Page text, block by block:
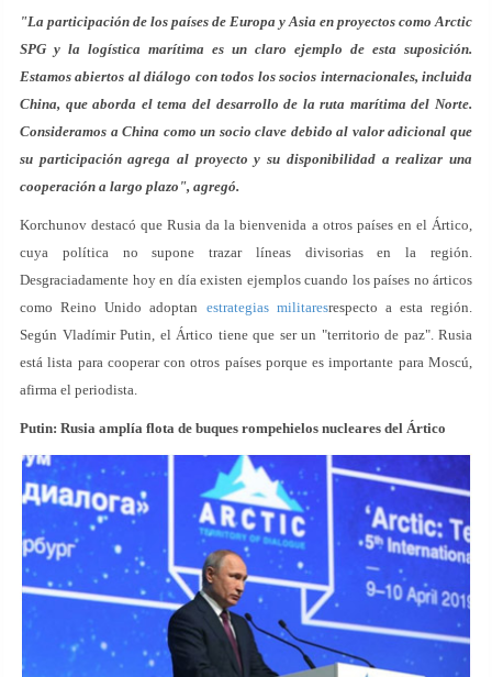
"La participación de los países de Europa y Asia en proyectos como Arctic
SPG y la logística marítima es un claro ejemplo de esta suposición.
Estamos abiertos al diálogo con todos los socios internacionales, incluida
China, que aborda el tema del desarrollo de la ruta marítima del Norte.
Consideramos a China como un socio clave debido al valor adicional que
su participación agrega al proyecto y su disponibilidad a realizar una
cooperación a largo plazo", agregó.
Korchunov destacó que Rusia da la bienvenida a otros países en el Ártico,
cuya política no supone trazar líneas divisorias en la región.
Desgraciadamente hoy en día existen ejemplos cuando los países no árticos
como Reino Unido adoptan estrategias militaresrespecto a esta región.
Según Vladímir Putin, el Ártico tiene que ser un "territorio de paz". Rusia
está lista para cooperar con otros países porque es importante para Moscú,
afirma el periodista.
Putin: Rusia amplía flota de buques rompehielos nucleares del Ártico